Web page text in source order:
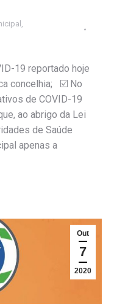
,
19 reportado hoje
concelhia; ☑️ No
de COVID-19
ao abrigo da Lei
de Saúde
apenas a
Out
7
2020